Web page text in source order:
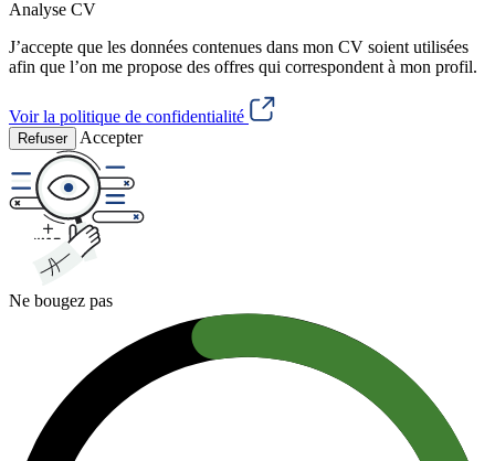
Analyse CV
J’accepte que les données contenues dans mon CV soient utilisées
afin que l’on me propose des offres qui correspondent à mon profil.
Voir la politique de confidentialité
Refuser Accepter
Ne bougez pas